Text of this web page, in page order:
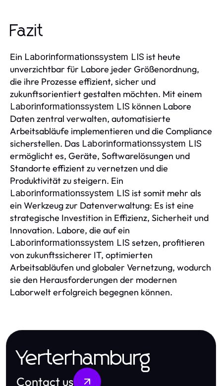
Fazit
Ein Laborinformationssystem LIS ist heute
unverzichtbar für Labore jeder Größenordnung,
die ihre Prozesse effizient, sicher und
zukunftsorientiert gestalten möchten. Mit einem
Laborinformationssystem LIS können Labore
Daten zentral verwalten, automatisierte
Arbeitsabläufe implementieren und die Compliance
sicherstellen. Das Laborinformationssystem LIS
ermöglicht es, Geräte, Softwarelösungen und
Standorte effizient zu vernetzen und die
Produktivität zu steigern. Ein
Laborinformationssystem LIS ist somit mehr als
ein Werkzeug zur Datenverwaltung: Es ist eine
strategische Investition in Effizienz, Sicherheit und
Innovation. Labore, die auf ein
Laborinformationssystem LIS setzen, profitieren
von zukunftssicherer IT, optimierten
Arbeitsabläufen und globaler Vernetzung, wodurch
sie den Herausforderungen der modernen
Laborwelt erfolgreich begegnen können.
Yerterhamburg
Contact us